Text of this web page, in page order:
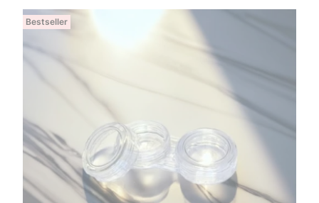
Bestseller